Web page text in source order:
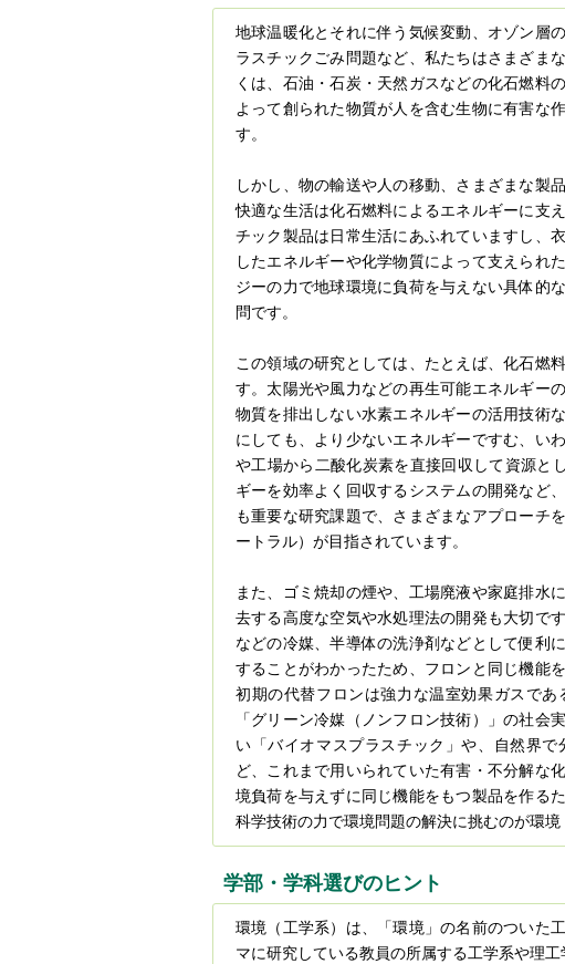
地球温暖化とそれに伴う気候変動、オゾン層
ラスチックごみ問題など、私たちはさまざま
くは、石油・石炭・天然ガスなどの化石燃料
よって創られた物質が人を含む生物に有害な
す。
しかし、物の輸送や人の移動、さまざまな製
快適な生活は化石燃料によるエネルギーに支
チック製品は日常生活にあふれていますし、
したエネルギーや化学物質によって支えられ
ジーの力で地球環境に負荷を与えない具体的
問です。
この領域の研究としては、たとえば、化石燃
す。太陽光や風力などの再生可能エネルギー
物質を排出しない水素エネルギーの活用技術
にしても、より少ないエネルギーですむ、い
や工場から二酸化炭素を直接回収して資源と
ギーを効率よく回収するシステムの開発など
も重要な研究課題で、さまざまなアプローチ
ートラル）が目指されています。
また、ゴミ焼却の煙や、工場廃液や家庭排水
去する高度な空気や水処理法の開発も大切で
などの冷媒、半導体の洗浄剤などとして便利
することがわかったため、フロンと同じ機能
初期の代替フロンは強力な温室効果ガスで
「グリーン冷媒（ノンフロン技術）」の社会
い「バイオマスプラスチック」や、自然界
ど、これまで用いられていた有害・不分解な
境負荷を与えずに同じ機能をもつ製品を作る
科学技術の力で環境問題の解決に挑むのが環境
学部・学科選びのヒント
環境（工学系）は、「環境」の名前のついた
マに研究している教員の所属する工学系や理